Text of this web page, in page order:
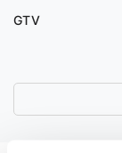
GTV